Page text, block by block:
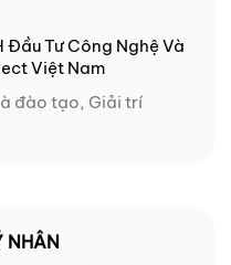
Đầu Tư Công Nghệ Và
Việt Nam
đào tạo, Giải trí
NHÂN